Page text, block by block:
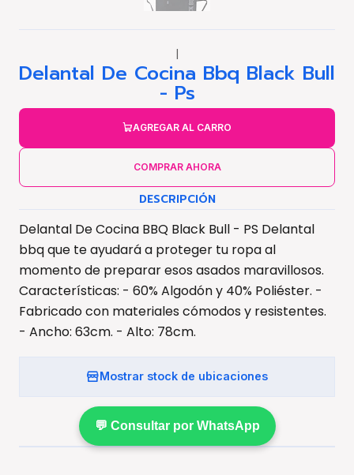
|
Delantal De Cocina Bbq Black Bull
- Ps
AGREGAR AL CARRO
COMPRAR AHORA
DESCRIPCIÓN
Delantal De Cocina BBQ Black Bull - PS Delantal
bbq que te ayudará a proteger tu ropa al
momento de preparar esos asados maravillosos.
Características: - 60% Algodón y 40% Poliéster. -
Fabricado con materiales cómodos y resistentes.
- Ancho: 63cm. - Alto: 78cm.
Mostrar stock de ubicaciones
💬 Consultar por WhatsApp